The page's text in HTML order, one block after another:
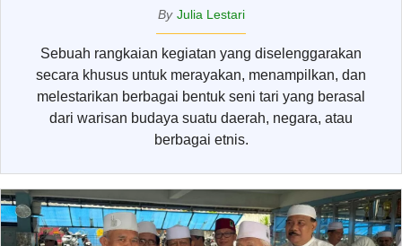
By Julia Lestari
Sebuah rangkaian kegiatan yang diselenggarakan
secara khusus untuk merayakan, menampilkan, dan
melestarikan berbagai bentuk seni tari yang berasal
dari warisan budaya suatu daerah, negara, atau
berbagai etnis.